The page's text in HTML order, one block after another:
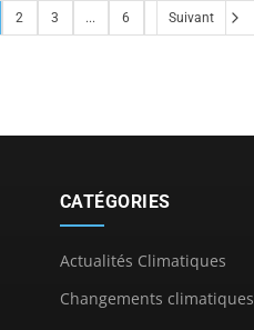
2 3 ... 6 Suivant
CATÉGORIES
Actualités Climatiques
Changements climatiques